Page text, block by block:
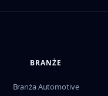
BRANŻE
Branża Automotive